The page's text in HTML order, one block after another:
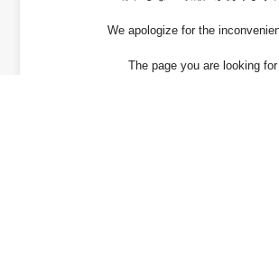
We apologize for the
The page you are looking for